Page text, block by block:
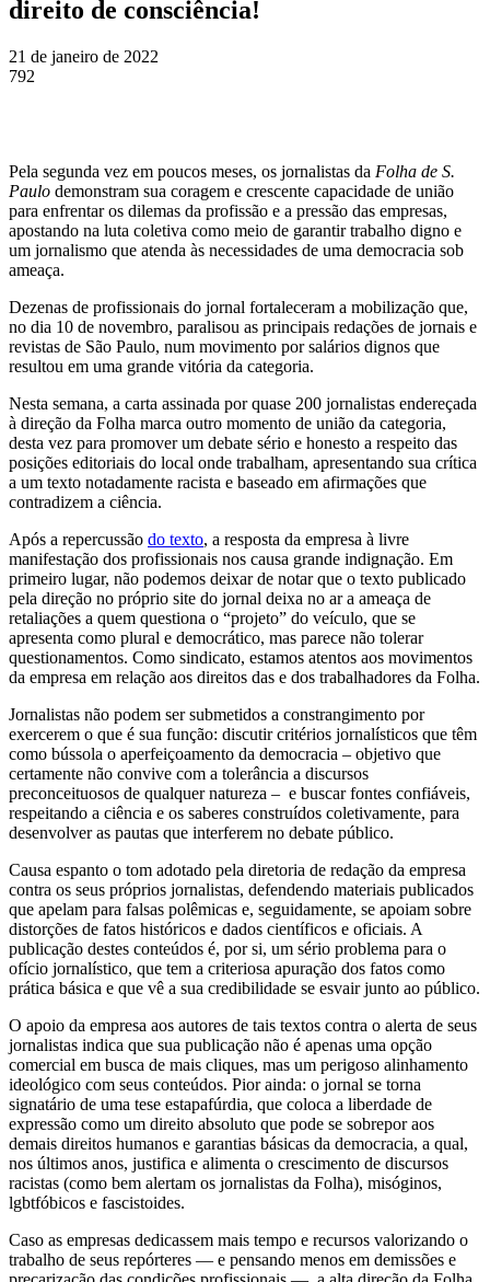
direito de consciência!
21 de janeiro de 2022
792
Pela segunda vez em poucos meses, os jornalistas da Folha de S.
Paulo demonstram sua coragem e crescente capacidade de união
para enfrentar os dilemas da profissão e a pressão das empresas,
apostando na luta coletiva como meio de garantir trabalho digno e
um jornalismo que atenda às necessidades de uma democracia sob
ameaça.
Dezenas de profissionais do jornal fortaleceram a mobilização que,
no dia 10 de novembro, paralisou as principais redações de jornais e
revistas de São Paulo, num movimento por salários dignos que
resultou em uma grande vitória da categoria.
Nesta semana, a carta assinada por quase 200 jornalistas endereçada
à direção da Folha marca outro momento de união da categoria,
desta vez para promover um debate sério e honesto a respeito das
posições editoriais do local onde trabalham, apresentando sua crítica
a um texto notadamente racista e baseado em afirmações que
contradizem a ciência.
Após a repercussão do texto, a resposta da empresa à livre
manifestação dos profissionais nos causa grande indignação. Em
primeiro lugar, não podemos deixar de notar que o texto publicado
pela direção no próprio site do jornal deixa no ar a ameaça de
retaliações a quem questiona o “projeto” do veículo, que se
apresenta como plural e democrático, mas parece não tolerar
questionamentos. Como sindicato, estamos atentos aos movimentos
da empresa em relação aos direitos das e dos trabalhadores da Folha.
Jornalistas não podem ser submetidos a constrangimento por
exercerem o que é sua função: discutir critérios jornalísticos que têm
como bússola o aperfeiçoamento da democracia – objetivo que
certamente não convive com a tolerância a discursos
preconceituosos de qualquer natureza – e buscar fontes confiáveis,
respeitando a ciência e os saberes construídos coletivamente, para
desenvolver as pautas que interferem no debate público.
Causa espanto o tom adotado pela diretoria de redação da empresa
contra os seus próprios jornalistas, defendendo materiais publicados
que apelam para falsas polêmicas e, seguidamente, se apoiam sobre
distorções de fatos históricos e dados científicos e oficiais. A
publicação destes conteúdos é, por si, um sério problema para o
ofício jornalístico, que tem a criteriosa apuração dos fatos como
prática básica e que vê a sua credibilidade se esvair junto ao público.
O apoio da empresa aos autores de tais textos contra o alerta de seus
jornalistas indica que sua publicação não é apenas uma opção
comercial em busca de mais cliques, mas um perigoso alinhamento
ideológico com seus conteúdos. Pior ainda: o jornal se torna
signatário de uma tese estapafúrdia, que coloca a liberdade de
expressão como um direito absoluto que pode se sobrepor aos
demais direitos humanos e garantias básicas da democracia, a qual,
nos últimos anos, justifica e alimenta o crescimento de discursos
racistas (como bem alertam os jornalistas da Folha), misóginos,
lgbtfóbicos e fascistoides.
Caso as empresas dedicassem mais tempo e recursos valorizando o
trabalho de seus repórteres — e pensando menos em demissões e